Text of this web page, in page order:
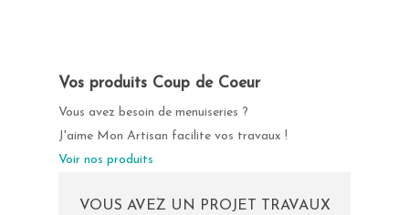
Vos produits Coup de Coeur
Vous avez besoin de menuiseries ?
J'aime Mon Artisan facilite vos travaux !
Voir nos produits
VOUS AVEZ UN PROJET TRAVAUX